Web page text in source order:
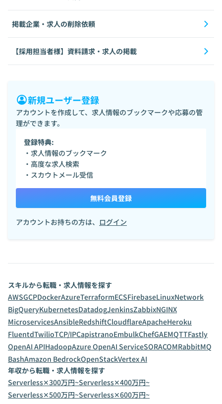
掲載企業・求人の削除依頼
【採用担当者様】資料請求・求人の掲載
新規ユーザー登録
アカウントを作成して、求人情報のブックマークや応募の管
理ができます。
登録特典:
・求人情報のブックマーク
・高度な求人検索
・スカウトメール受信
無料会員登録
アカウントお持ちの方は、 ログイン
スキルから転職・求人情報を探す
AWSGCPDockerAzureTerraformECSFirebaseLinuxNetwork
BigQueryKubernetesDatadogJenkinsZabbixNGINX
MicroservicesAnsibleRedshiftCloudflareApacheHeroku
FluentdTwilioTCP/IPCapistranoEmbulkChefGAEMQTTFastly
OpenAI APIHadoopAzure OpenAI ServiceSORACOMRabbitMQ
BashAmazon BedrockOpenStackVertex AI
年収から転職・求人情報を探す
Serverless✕300万円~Serverless✕400万円~
Serverless✕500万円~Serverless✕600万円~